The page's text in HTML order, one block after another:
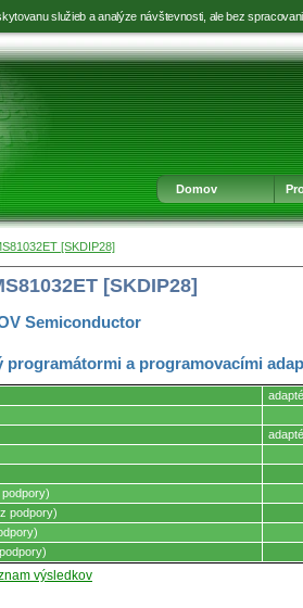
služieb a analýze návštevnosti, ale bez
Domov
[SKDIP28]
[SKDIP28]
Semiconductor
programátormi a programovacími
podpory)
výsledkov